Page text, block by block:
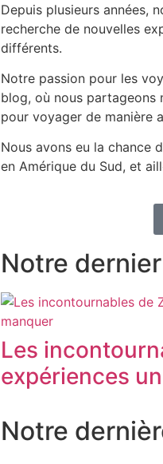
Depuis plusieurs années,
recherche de nouvelles
différents.
Notre passion pour les
blog, où nous partageons
pour voyager de manière
Nous avons eu la chance
en Amérique du Sud, et
Notre
Les
expériences
Notre